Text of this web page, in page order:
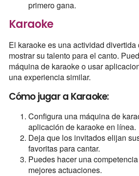
primero gana.
Karaoke
El karaoke es una actividad divertida
mostrar su talento para el canto.
máquina de karaoke o usar
una experiencia similar.
Cómo jugar a Karaoke:
Configura una máquina de
aplicación de karaoke en línea.
Deja que los invitados elijan
favoritas para cantar.
Puedes hacer una
mejores actuaciones.